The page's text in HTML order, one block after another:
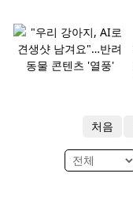
처음